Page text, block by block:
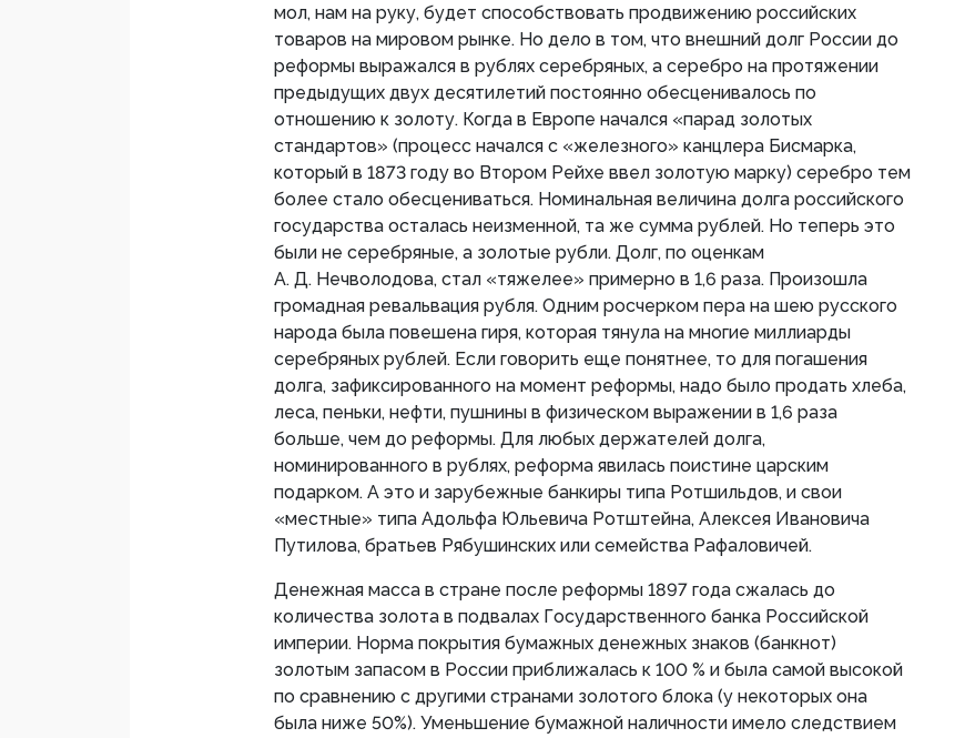
мол, нам на руку, будет способствовать продвижению российских
товаров на мировом рынке. Но дело в том, что внешний долг России до
реформы выражался в рублях серебряных, а серебро на протяжении
предыдущих двух десятилетий постоянно обесценивалось по
отношению к золоту. Когда в Европе начался «парад золотых
стандартов» (процесс начался с «железного» канцлера Бисмарка,
который в 1873 году во Втором Рейхе ввел золотую марку) серебро тем
более стало обесцениваться. Номинальная величина долга российского
государства осталась неизменной, та же сумма рублей. Но теперь это
были не серебряные, а золотые рубли. Долг, по оценкам
А. Д. Нечволодова, стал «тяжелее» примерно в 1,6 раза. Произошла
громадная ревальвация рубля. Одним росчерком пера на шею русского
народа была повешена гиря, которая тянула на многие миллиарды
серебряных рублей. Если говорить еще понятнее, то для погашения
долга, зафиксированного на момент реформы, надо было продать хлеба,
леса, пеньки, нефти, пушнины в физическом выражении в 1,6 раза
больше, чем до реформы. Для любых держателей долга,
номинированного в рублях, реформа явилась поистине царским
подарком. А это и зарубежные банкиры типа Ротшильдов, и свои
«местные» типа Адольфа Юльевича Ротштейна, Алексея Ивановича
Путилова, братьев Рябушинских или семейства Рафаловичей.
Денежная масса в стране после реформы 1897 года сжалась до
количества золота в подвалах Государственного банка Российской
империи. Норма покрытия бумажных денежных знаков (банкнот)
золотым запасом в России приближалась к 100 % и была самой высокой
по сравнению с другими странами золотого блока (у некоторых она
была ниже 50%). Уменьшение бумажной наличности имело следствием